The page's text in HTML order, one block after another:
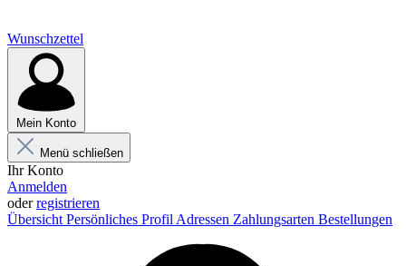
Wunschzettel
Mein Konto
Menü schließen
Ihr Konto
Anmelden
oderregistrieren
Übersicht Persönliches Profil Adressen Zahlungsarten Bestellungen